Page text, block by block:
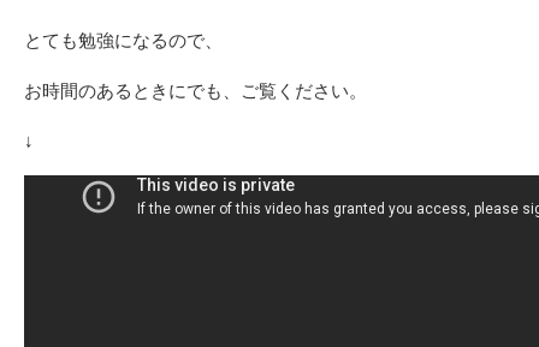
とても勉強になるので、
お時間のあるときにでも、ご覧ください。
↓